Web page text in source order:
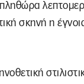
σκηνή η